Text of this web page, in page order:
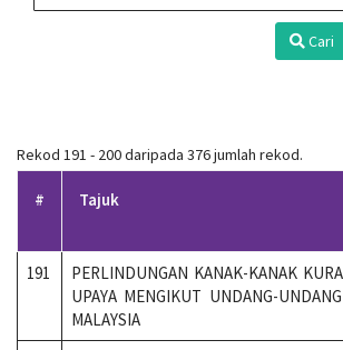
Cari
Rekod 191 - 200 daripada 376 jumlah rekod.
# Tajuk
191
PERLINDUNGAN KANAK-KANAK
UPAYA MENGIKUT UNDANG-
MALAYSIA